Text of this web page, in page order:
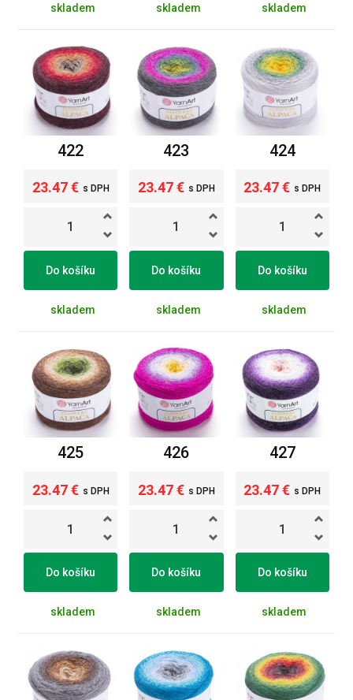
skladem skladem skladem
422
23.47 € s DPH
Do košíku
skladem
423
23.47 € s DPH
Do košíku
skladem
424
23.47 € s DPH
Do košíku
skladem
425
23.47 € s DPH
Do košíku
skladem
426
23.47 € s DPH
Do košíku
skladem
427
23.47 € s DPH
Do košíku
skladem